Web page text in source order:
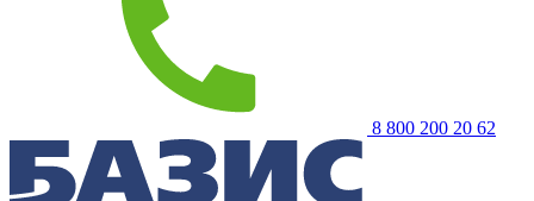
8 800 200 20 62